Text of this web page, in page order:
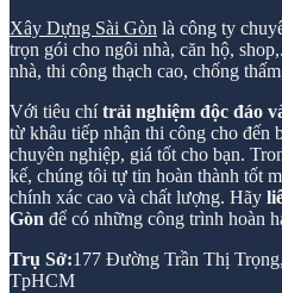
Xây Dựng Sài Gòn là công ty
trọn gói cho ngôi nhà, căn hộ,
nhà, thi công thạch cao, chống
Với tiêu chítrải nghiệm độc đáo
từ khâu tiếp nhận thi công cho đến
chuyên nghiệp, giá tốt cho bạn.
kế, chúng tôi tự tin hoàn thành tốt
chính xác cao và chất lượng. Hãy
Gòn để có những công trình hoàn
Trụ Sở:177 Đường Trần Thị
TpHCM